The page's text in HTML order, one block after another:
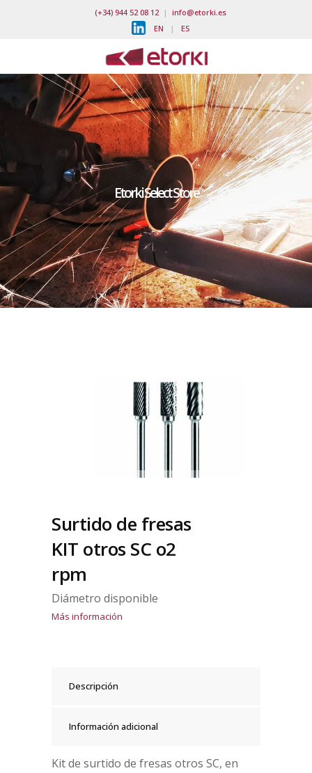
(+34) 944 52 08 12| info@etorki.es
EN | ES
Etorki Select Store
Surtido de fresas
KIT otros SC o2
rpm
Diámetro disponible
Más información
Descripción
Información adicional
Kit de surtido de fresas otros SC, en